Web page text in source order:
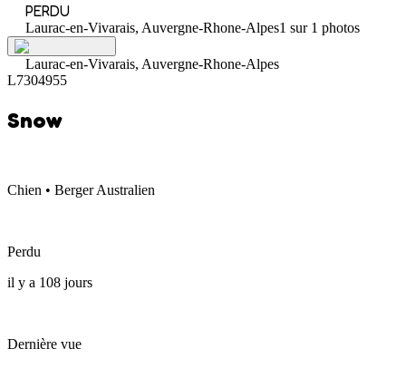
PERDU
Laurac-en-Vivarais, Auvergne-Rhone-Alpes1 sur 1 photos
Laurac-en-Vivarais, Auvergne-Rhone-Alpes
L7304955
Snow
Chien • Berger Australien
Perdu
il y a 108 jours
Dernière vue